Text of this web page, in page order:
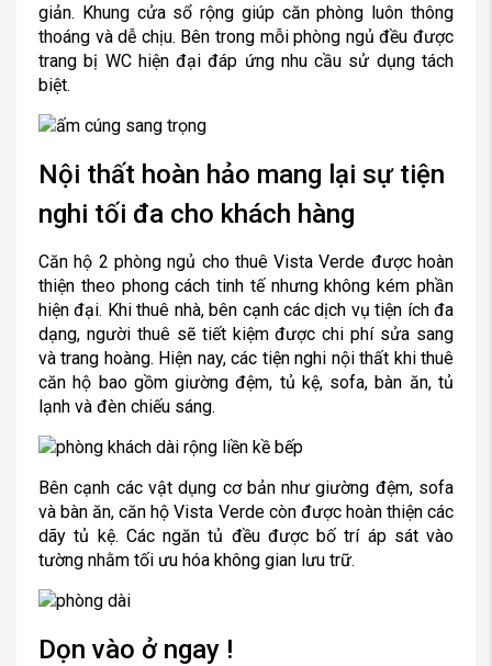
giản. Khung cửa sổ rộng giúp căn phòng luôn thông
thoáng và dễ chịu. Bên trong mỗi phòng ngủ đều được
trang bị WC hiện đại đáp ứng nhu cầu sử dụng tách
biệt.
Nội thất hoàn hảo mang lại sự tiện
nghi tối đa cho khách hàng
Căn hộ 2 phòng ngủ cho thuê Vista Verde được hoàn
thiện theo phong cách tinh tế nhưng không kém phần
hiện đại. Khi thuê nhà, bên cạnh các dịch vụ tiện ích đa
dạng, người thuê sẽ tiết kiệm được chi phí sửa sang
và trang hoàng. Hiện nay, các tiện nghi nội thất khi thuê
căn hộ bao gồm giường đệm, tủ kệ, sofa, bàn ăn, tủ
lạnh và đèn chiếu sáng.
Bên cạnh các vật dụng cơ bản như giường đệm, sofa
và bàn ăn, căn hộ Vista Verde còn được hoàn thiện các
dãy tủ kệ. Các ngăn tủ đều được bố trí áp sát vào
tường nhằm tối ưu hóa không gian lưu trữ.
Dọn vào ở ngay !